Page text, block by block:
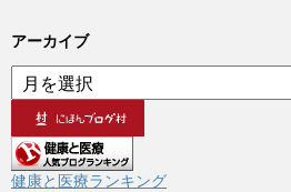
アーカイブ
ア
ー
イ
ブ
健康と医療ランキング